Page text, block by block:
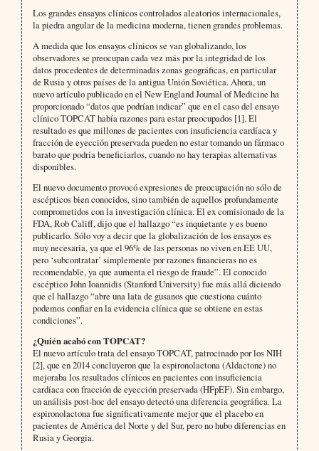
Los grandes ensayos clínicos controlados aleatorios internacionales,
la piedra angular de la medicina moderna, tienen grandes problemas.
A medida que los ensayos clínicos se van globalizando, los
observadores se preocupan cada vez más por la integridad de los
datos procedentes de determinadas zonas geográficas, en particular
de Rusia y otros países de la antigua Unión Soviética. Ahora, un
nuevo artículo publicado en el New England Journal of Medicine ha
proporcionado “datos que podrían indicar” que en el caso del ensayo
clínico TOPCAT había razones para estar preocupados [1]. El
resultado es que millones de pacientes con insuficiencia cardíaca y
fracción de eyección preservada pueden no estar tomando un fármaco
barato que podría beneficiarlos, cuando no hay terapias alternativas
disponibles.
El nuevo documento provocó expresiones de preocupación no sólo de
escépticos bien conocidos, sino también de aquellos profundamente
comprometidos con la investigación clínica. El ex comisionado de la
FDA, Rob Califf, dijo que el hallazgo “es inquietante y es bueno
publicarlo. Sólo voy a decir que la globalización de los ensayos es
muy necesaria, ya que el 96% de las personas no viven en EE UU,
pero ‘subcontratar’ simplemente por razones financieras no es
recomendable, ya que aumenta el riesgo de fraude”. El conocido
escéptico John Ioannidis (Stanford University) fue más allá diciendo
que el hallazgo “abre una lata de gusanos que cuestiona cuánto
podemos confiar en la evidencia clínica que se obtiene en estas
condiciones”.
¿Quién acabó con TOPCAT?
El nuevo artículo trata del ensayo TOPCAT, patrocinado por los NIH
[2], que en 2014 concluyeron que la espironolactona (Aldactone) no
mejoraba los resultados clínicos en pacientes con insuficiencia
cardíaca con fracción de eyección preservada (HFpEF). Sin embargo,
un análisis post-hoc del ensayo detectó una diferencia geográfica. La
espironolactona fue significativamente mejor que el placebo en
pacientes de América del Norte y del Sur, pero no hubo diferencias en
Rusia y Georgia.